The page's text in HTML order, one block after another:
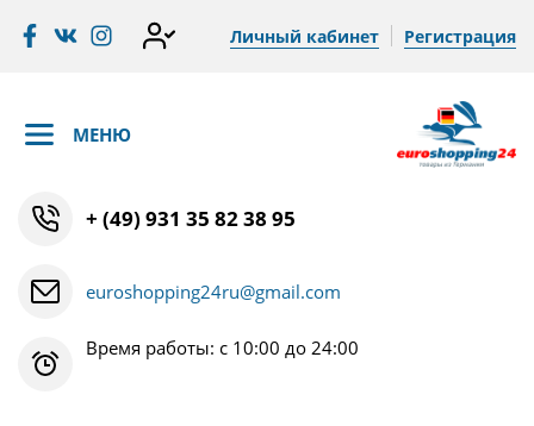
Личный кабинет Регистрация
МЕНЮ
+ (49) 931 35 82 38 95
euroshopping24ru@gmail.com
Время работы: с 10:00 до 24:00